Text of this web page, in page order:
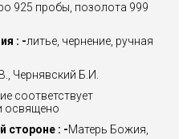
925 пробы, позолота 999
: -литье, чернение, ручная
Чернявский Б.И.
соответствует
освящено
стороне : -Матерь Божия,